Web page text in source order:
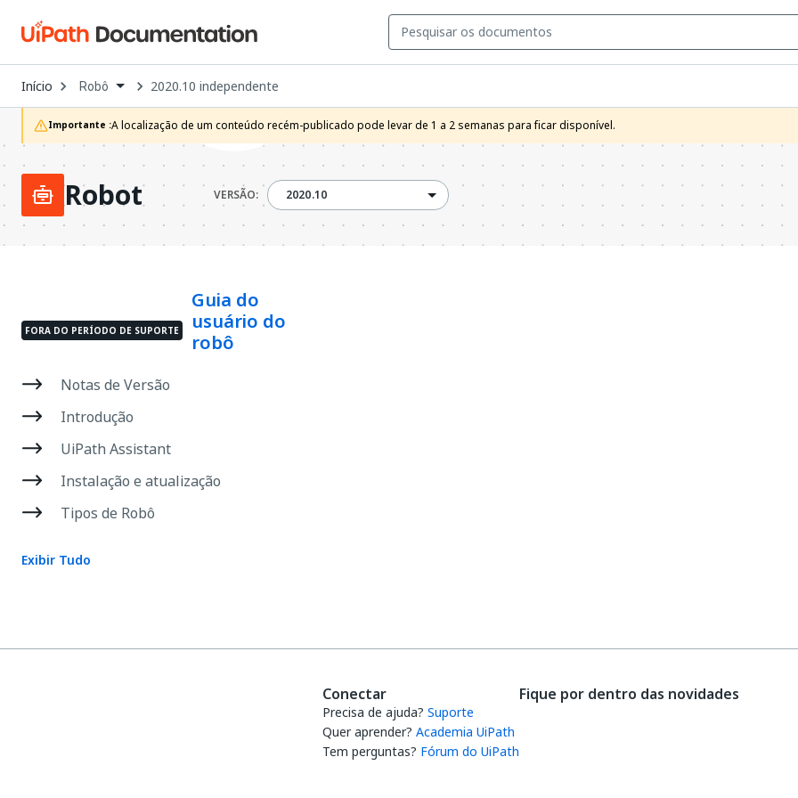
Início Open
Dropdown
to
choose
product
Robô 2020.10 independente
Importante :A localização de um conteúdo recém-publicado pode levar de 1 a 2 semanas para ficar disponível.
Robot VERSÃO:2020.102020.10
FORA DO PERÍODO DE SUPORTE
Guia do
usuário do
robô
Notas de Versão
Introdução
UiPath Assistant
Instalação e atualização
Tipos de Robô
Exibir Tudo
Conectar
Precisa de ajuda? Suporte
Quer aprender? Academia UiPath
Tem perguntas? Fórum do UiPath
Fique por dentro das novidades